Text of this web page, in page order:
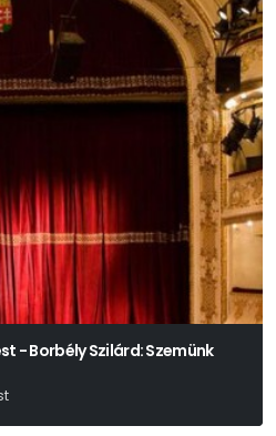
- Borbély Szilárd: Szemünk